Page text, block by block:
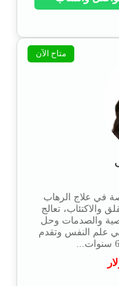
متاح الآن
في علاج الرهاب
والاكتئاب، تعالج
والصدمات وحل
في علم النفس وتقدم